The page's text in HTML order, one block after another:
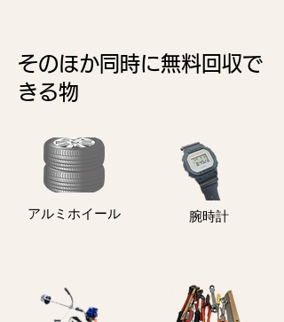
そのほか同時に無料回収で
きる物
アルミホイール ​腕時計